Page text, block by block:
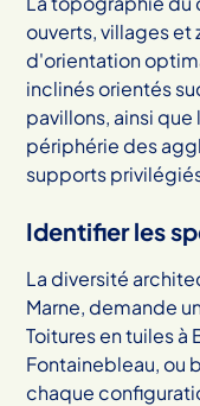
ouverts, villages et
d'orientation
inclinés orientés
pavillons, ainsi
périphérie des
supports
Identifier les
La diversité
Marne, demande
Toitures en tuiles
Fontainebleau, ou
chaque